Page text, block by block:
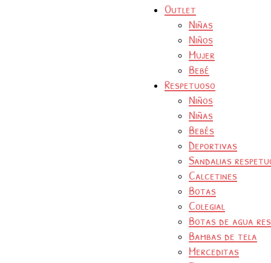
Outlet
Niñas
Niños
Mujer
Bebé
Respetuoso
Niños
Niñas
Bebés
Deportivas
Sandalias
Calcetines
Botas
Colegial
Botas de agua
Bambas de tela
Merceditas